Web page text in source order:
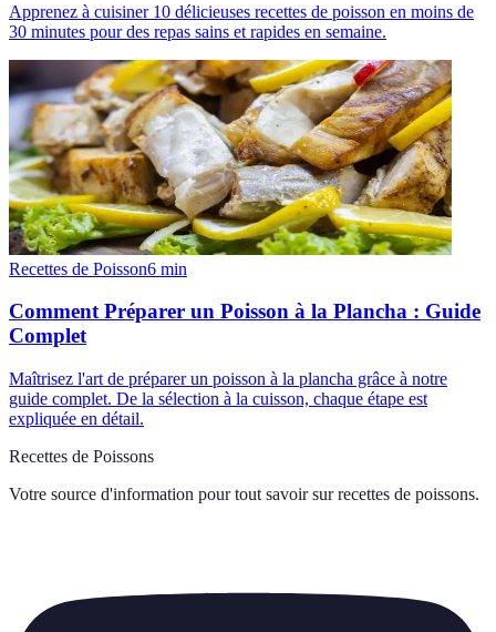
Apprenez à cuisiner 10 délicieuses recettes de poisson en moins de
30 minutes pour des repas sains et rapides en semaine.
Recettes de Poisson6 min
Comment Préparer un Poisson à la Plancha : Guide
Complet
Maîtrisez l'art de préparer un poisson à la plancha grâce à notre
guide complet. De la sélection à la cuisson, chaque étape est
expliquée en détail.
Recettes de Poissons
Votre source d'information pour tout savoir sur recettes de poissons.